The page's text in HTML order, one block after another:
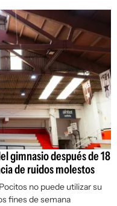
gimnasio después de 18
de ruidos molestos
no puede utilizar su
fines de semana